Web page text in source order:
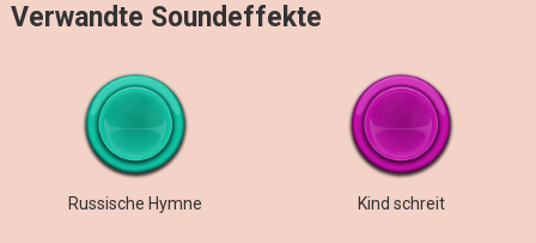
Verwandte Soundeffekte
Russische Hymne Kind schreit